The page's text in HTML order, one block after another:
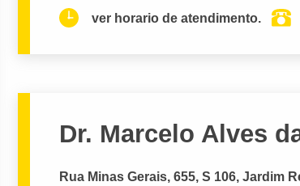
ver horario de atendimento.
Dr. Marcelo Alves
Rua Minas Gerais, 655, S 106, Jardim